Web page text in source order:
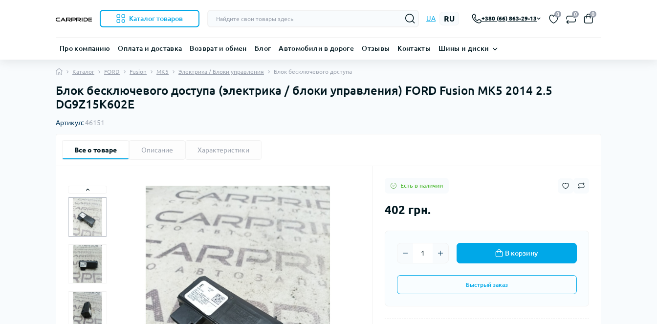
Каталог товаров UA RU +380 (66) 863-29-13
0 0 0
Про компанию Оплата и доставка Возврат и обмен Блог Автомобили в дороге Отзывы Контакты Шины и диски
Каталог FORD Fusion MK5 Электрика / Блоки управления Блок бесключевого доступа
Блок бесключевого доступа (электрика / блоки управления) FORD Fusion MK5 2014 2.5
DG9Z15K602E
Артикул:46151
Все о товаре Описание Характеристики
Есть в наличии
402 грн.
В корзину
Быстрый заказ